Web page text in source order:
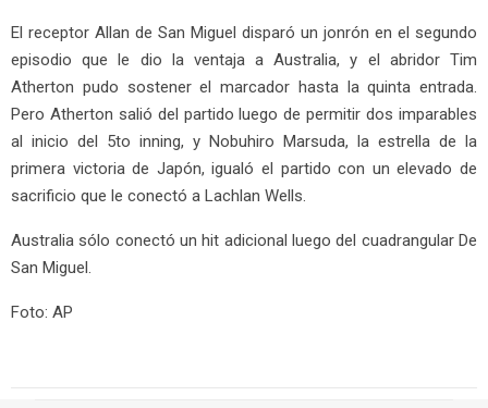
El receptor Allan de San Miguel disparó un jonrón en el segundo
episodio que le dio la ventaja a Australia, y el abridor Tim
Atherton pudo sostener el marcador hasta la quinta entrada.
Pero Atherton salió del partido luego de permitir dos imparables
al inicio del 5to inning, y Nobuhiro Marsuda, la estrella de la
primera victoria de Japón, igualó el partido con un elevado de
sacrificio que le conectó a Lachlan Wells.
Australia sólo conectó un hit adicional luego del cuadrangular De
San Miguel.
Foto: AP